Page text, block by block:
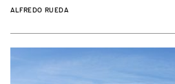
ALFREDO RUEDA